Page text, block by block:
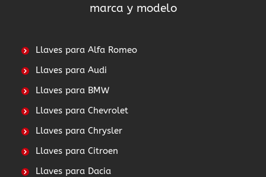
marca y modelo
Llaves para Alfa Romeo
Llaves para Audi
Llaves para BMW
Llaves para Chevrolet
Llaves para Chrysler
Llaves para Citroen
Llaves para Dacia